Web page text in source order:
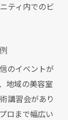
ティ内でのビ
のイベントが
地域の美容室
講習会があり
ロまで幅広い